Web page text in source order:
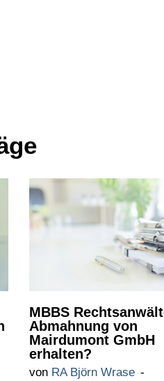
MBBS
Abmahnung von
Mairdumont GmbH
erhalten?
von RA Björn Wrase